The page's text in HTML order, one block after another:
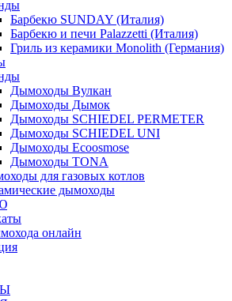
Барбекю SUNDAY (Италия)
Барбекю и печи Palazzetti (Италия)
Гриль из керамики Monolith (Германия)
Дымоходы Вулкан
Дымоходы Дымок
Дымоходы SCHIEDEL PERMETER
Дымоходы SCHIEDEL UNI
Дымоходы Ecoosmose
Дымоходы TONA
для газовых котлов
дымоходы
онлайн